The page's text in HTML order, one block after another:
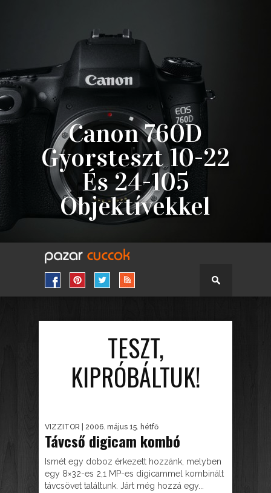
Canon 760D
Gyorsteszt 10-22
És 24-105
Objektívekkel
TESZT,
KIPRÓBÁLTUK!
VIZZITOR | 2006. május 15. hétfő
Távcső digicam kombó
Ismét egy doboz érkezett hozzánk, melyben
egy 8×32-es 2,1 MP-es digicammel kombinált
távcsövet találtunk. Járt még hozzá egy...